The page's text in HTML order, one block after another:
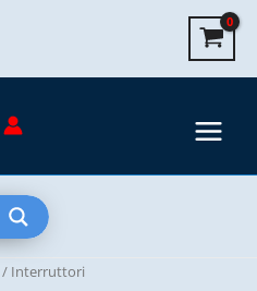
/ Interruttori